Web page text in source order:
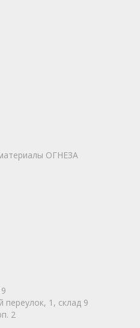
ОГНЕЗА
переулок, 1, склад 9
2